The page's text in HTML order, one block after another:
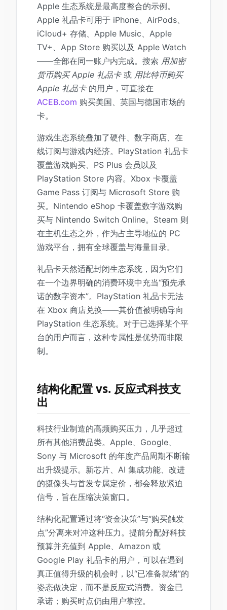
Apple 生态系统是最高度整合的示例。
Apple 礼品卡可用于 iPhone、AirPods、
iCloud+ 存储、Apple Music、Apple
TV+、App Store 购买以及 Apple Watch
——全部在同一账户内完成。搜索 用加密
货币购买 Apple 礼品卡或 用比特币购买
Apple 礼品卡的用户，可直接在
ACEB.com 购买美国、英国与德国市场的
卡。
游戏生态系统叠加了硬件、数字商店、在
线订阅与游戏内经济。PlayStation 礼品卡
覆盖游戏购买、PS Plus 会员以及
PlayStation Store 内容。Xbox 卡覆盖
Game Pass 订阅与 Microsoft Store 购
买。Nintendo eShop 卡覆盖数字游戏购
买与 Nintendo Switch Online。Steam 则
在主机生态之外，作为占主导地位的 PC
游戏平台，拥有全球覆盖与海量目录。
礼品卡天然适配封闭生态系统，因为它们
在一个边界明确的消费环境中充当“预先承
诺的数字资本”。PlayStation 礼品卡无法
在 Xbox 商店兑换——其价值被明确导向
PlayStation 生态系统。对于已选择某个平
台的用户而言，这种专属性是优势而非限
制。
结构化配置 vs. 反应式科技支
出
科技行业制造的高频购买压力，几乎超过
所有其他消费品类。Apple、Google、
Sony 与 Microsoft 的年度产品周期不断输
出升级提示。新芯片、AI 集成功能、改进
的摄像头与首发专属定价，都会释放紧迫
信号，旨在压缩决策窗口。
结构化配置通过将“资金决策”与“购买触发
点”分离来对冲这种压力。提前分配好科技
预算并充值到 Apple、Amazon 或
Google Play 礼品卡的用户，可以在遇到
真正值得升级的机会时，以“已准备就绪”的
姿态做决定，而不是反应式消费。资金已
承诺；购买时点仍由用户掌控。